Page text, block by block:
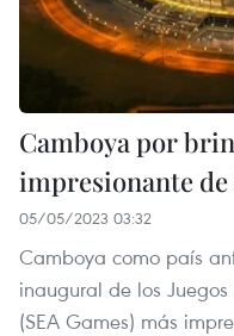
Camboya por
impresionante de
05/05/2023 03:32
Camboya como país
inaugural de los
(SEA Games) más